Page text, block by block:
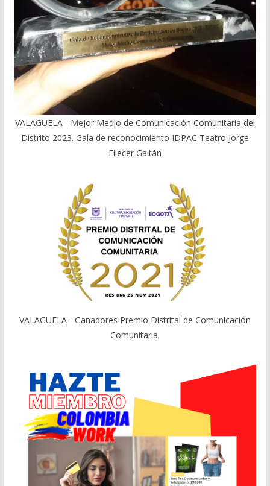
VALAGUELA - Mejor Medio de Comunicación Comunitaria del
Distrito 2023. Gala de reconocimiento IDPAC Teatro Jorge
Eliecer Gaitán
VALAGUELA - Ganadores Premio Distrital de Comunicación
Comunitaria.